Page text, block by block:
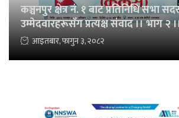
कञ्चनपुर क्षेत्र नं. १ बाट प्रतिनिधि सभा
उम्मेदवारहरूसँग प्रत्यक्ष संवाद ।। भाग २
आइतबार, फागुन ३, २०८२